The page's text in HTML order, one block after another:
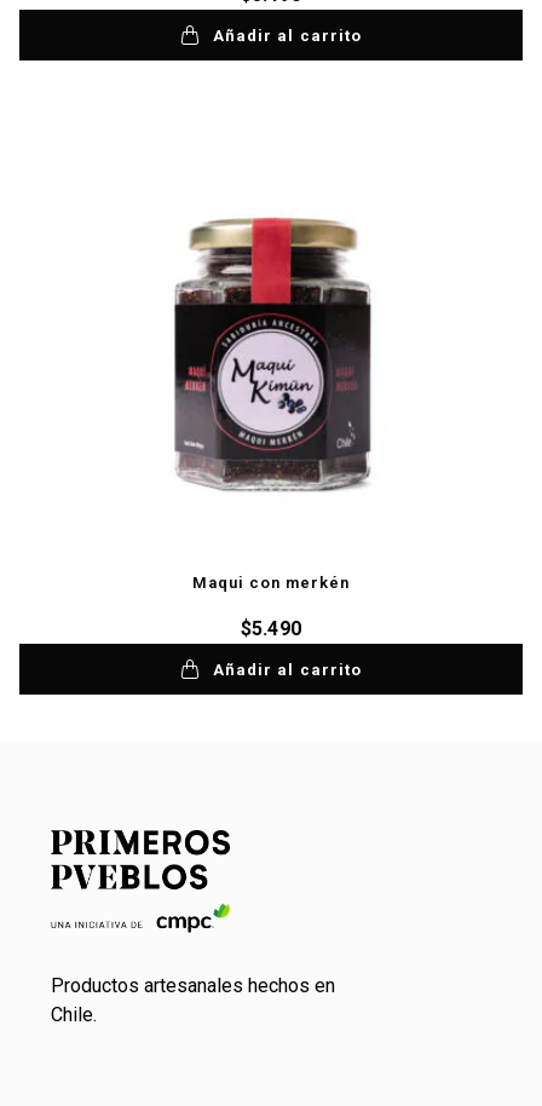
Añadir al carrito
Maqui con merkén
$5.490
Añadir al carrito
Productos artesanales hechos en
Chile.